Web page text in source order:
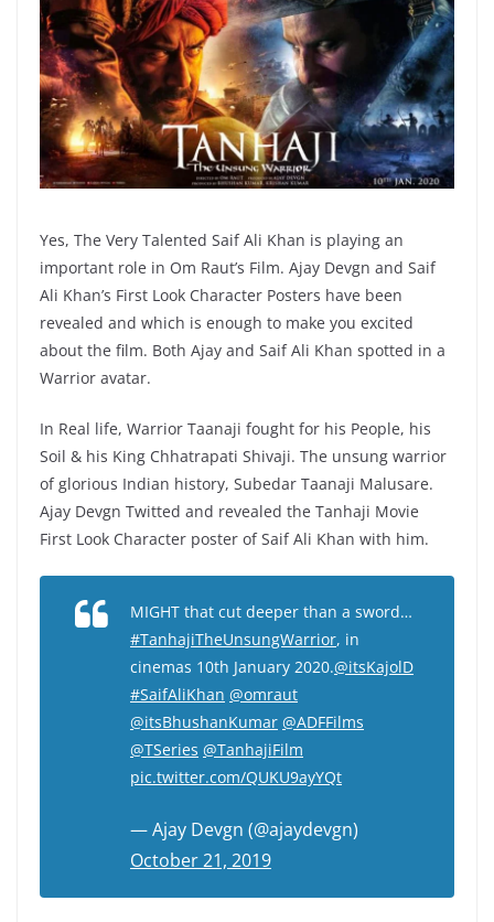
Yes, The Very Talented Saif Ali Khan is playing an
important role in Om Raut’s Film. Ajay Devgn and Saif
Ali Khan’s First Look Character Posters have been
revealed and which is enough to make you excited
about the film. Both Ajay and Saif Ali Khan spotted in a
Warrior avatar.
In Real life, Warrior Taanaji fought for his People, his
Soil & his King Chhatrapati Shivaji. The unsung warrior
of glorious Indian history, Subedar Taanaji Malusare.
Ajay Devgn Twitted and revealed the Tanhaji Movie
First Look Character poster of Saif Ali Khan with him.
MIGHT that cut deeper than a sword…
#TanhajiTheUnsungWarrior, in
cinemas 10th January 2020.@itsKajolD
#SaifAliKhan @omraut
@itsBhushanKumar @ADFFilms
@TSeries @TanhajiFilm
pic.twitter.com/QUKU9ayYQt
— Ajay Devgn (@ajaydevgn)
October 21, 2019